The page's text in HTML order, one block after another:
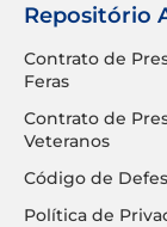
Repositório
Contrato de
Feras
Contrato de
Veteranos
Código de
Política de